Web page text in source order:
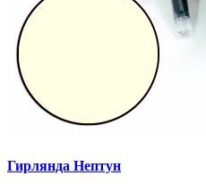
Гирлянда Нептун